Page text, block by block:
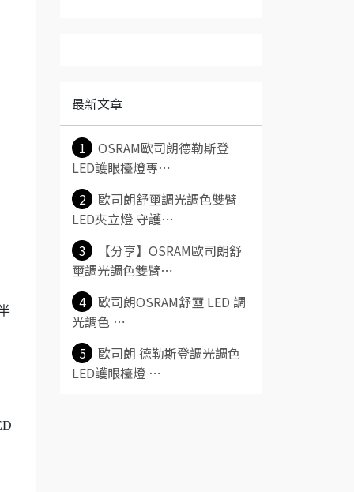
最新文章
1
OSRAM歐司朗德勒斯登
LED護眼檯燈專⋯
2
歐司朗舒壐調光調色雙臂
LED夾立燈 守護⋯
3
【分享】OSRAM歐司朗舒
壐調光調色雙臂⋯
4
歐司朗OSRAM舒壐 LED 調
光調色 ⋯
5
歐司朗 德勒斯登調光調色
LED護眼檯燈 ⋯